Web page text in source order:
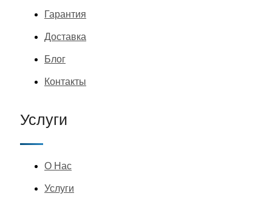
Гарантия
Доставка
Блог
Контакты
Услуги
О Нас
Услуги